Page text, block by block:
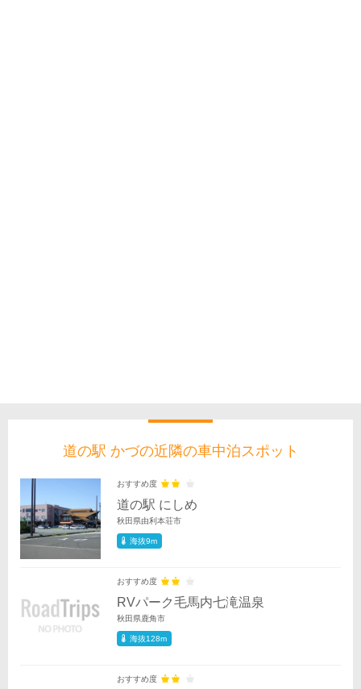
道の駅 かづの近隣の車中泊スポット
おすすめ度
道の駅 にしめ
秋田県由利本荘市
海抜9m
おすすめ度
RVパーク毛馬内七滝温泉
秋田県鹿角市
海抜128m
おすすめ度